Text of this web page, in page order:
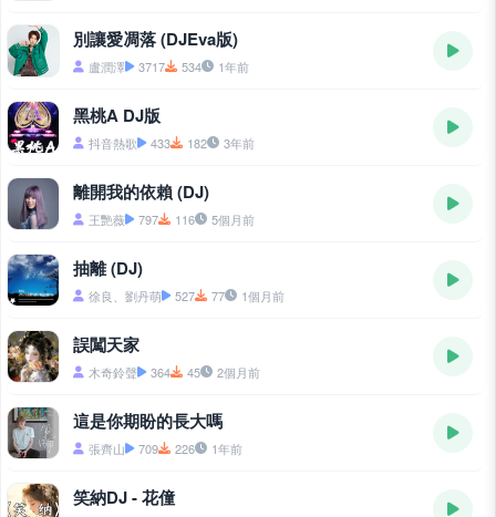
別讓愛凋落 (DJEva版)
盧潤澤 3717 534 1年前
黑桃A DJ版
抖音熱歌 433 182 3年前
離開我的依賴 (DJ)
王艷薇 797 116 5個月前
抽離 (DJ)
徐良、劉丹萌 527 77 1個月前
誤闖天家
木奇鈴聲 364 45 2個月前
這是你期盼的長大嗎
張齊山 709 226 1年前
笑納DJ - 花僮